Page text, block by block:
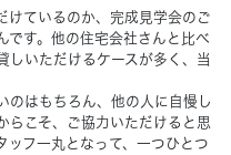
けているのか、完成見学会のご
です。他の住宅会社さんと比べ
しいただけるケースが多く、当
のはもちろん、他の人に自慢し
らこそ、ご協力いただけると思
ッフ一丸となって、一つひとつ